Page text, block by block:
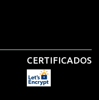
CERTIFICADOS